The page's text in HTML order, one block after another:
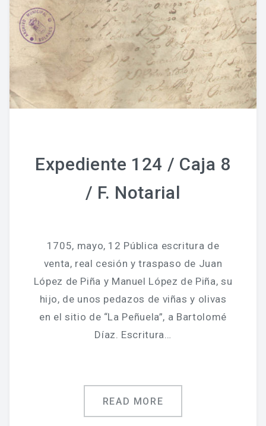
Expediente 124 / Caja 8
/ F. Notarial
1705, mayo, 12 Pública escritura de
venta, real cesión y traspaso de Juan
López de Piña y Manuel López de Piña, su
hijo, de unos pedazos de viñas y olivas
en el sitio de “La Peñuela”, a Bartolomé
Díaz. Escritura…
READ MORE